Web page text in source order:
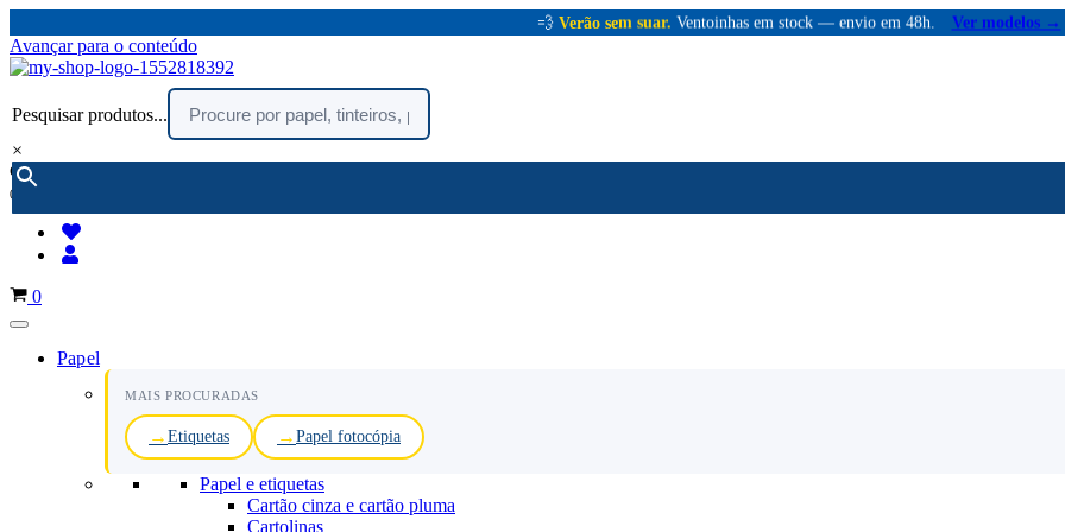
💨 Verão sem suar. Ventoinhas em stock — envio em 48h. Ver modelos →
Avançar para o conteúdo
Pesquisar produtos...
×
encomendar por telefone :
(chamada rede fixa nacional)
Carrinho
0
Papel
MAIS PROCURADAS
Etiquetas Papel fotocópia
Papel e etiquetas
Cartão cinza e cartão pluma
Cartolinas